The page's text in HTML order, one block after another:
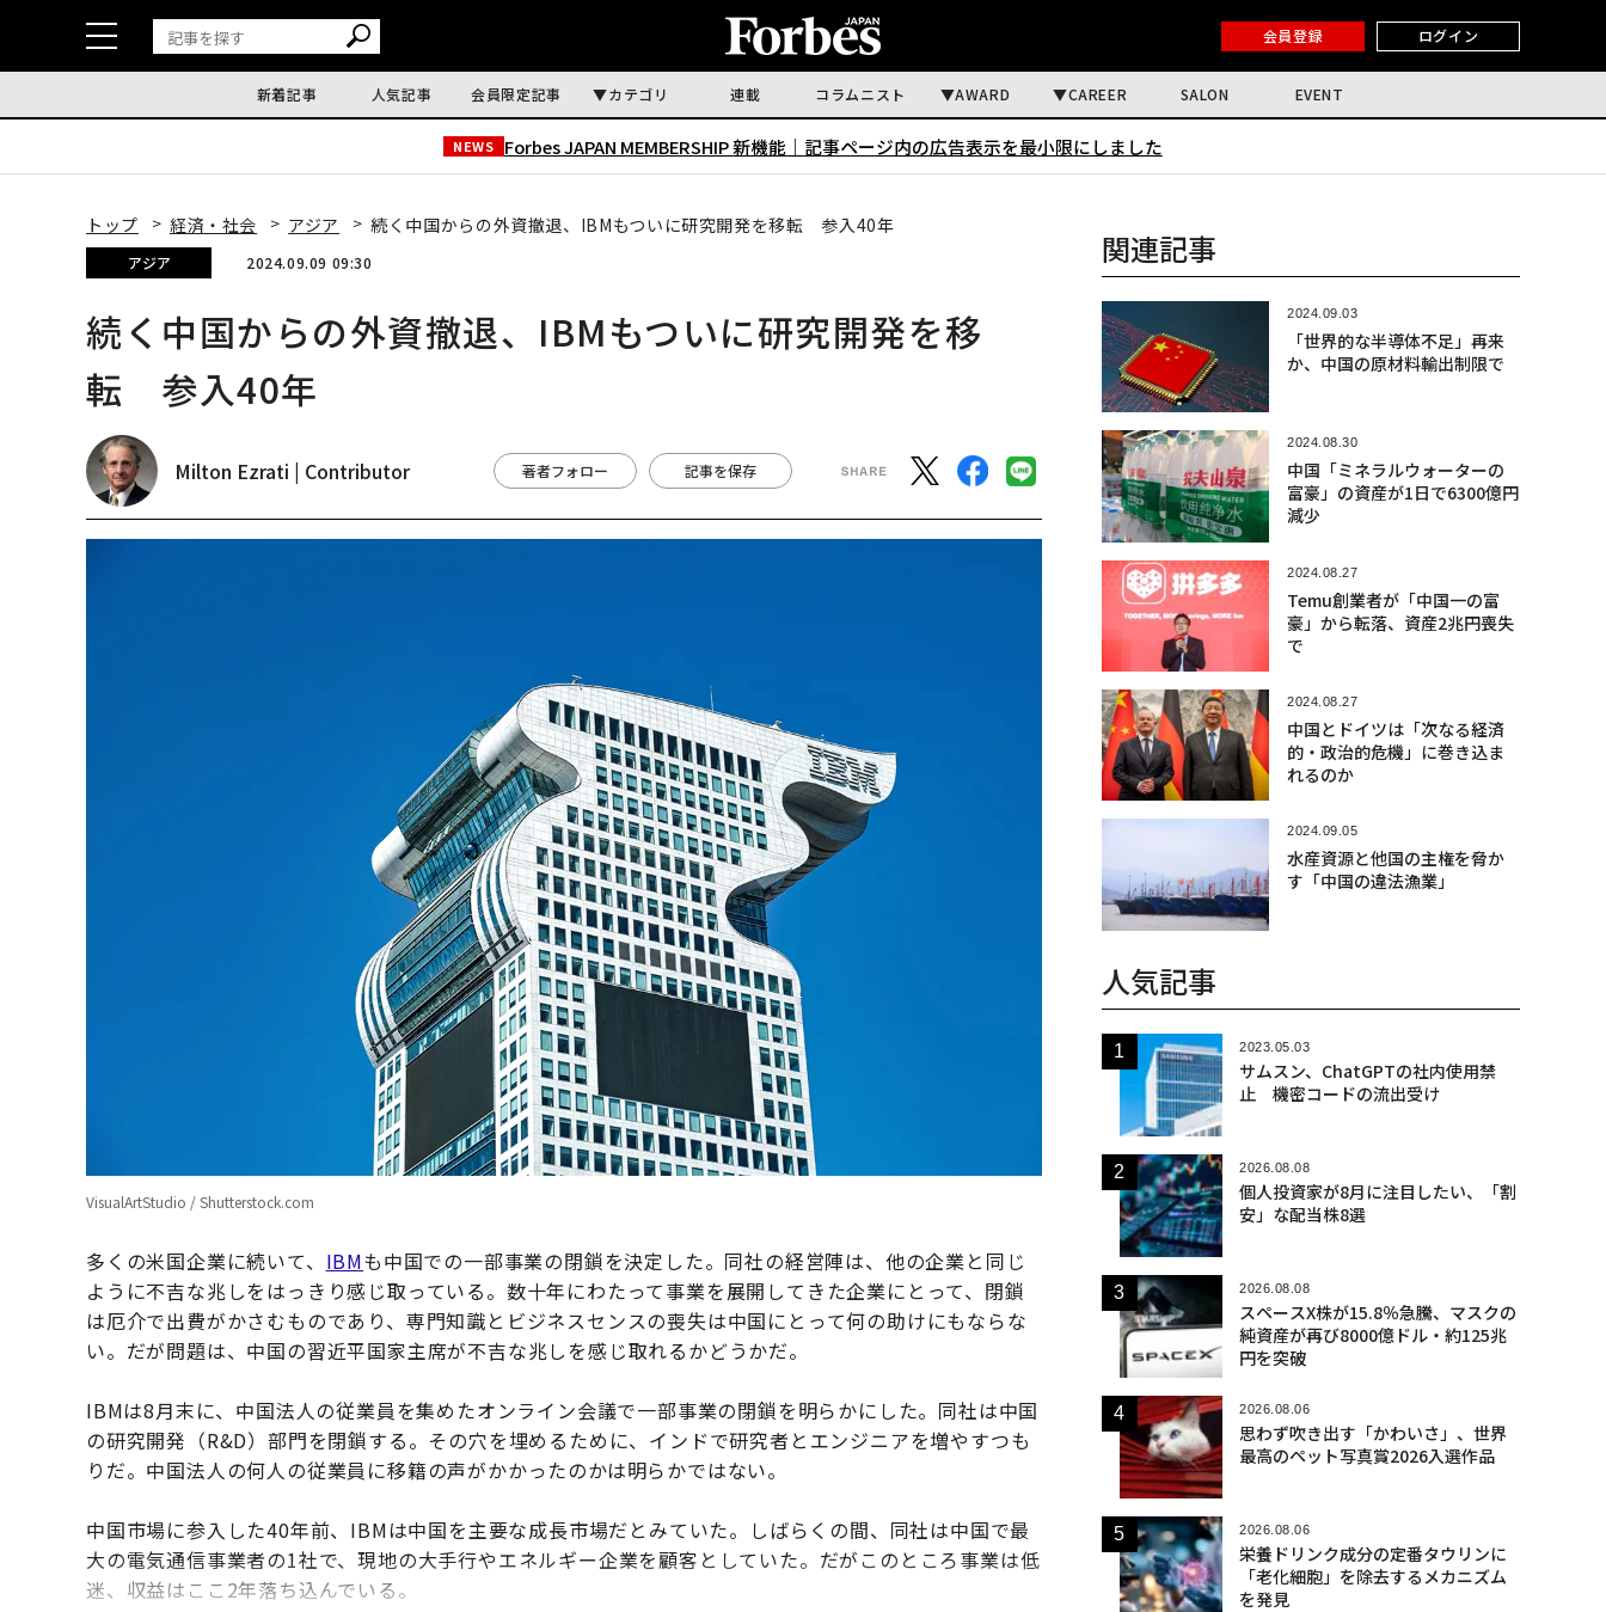
会員登録 ログイン
新着記事 人気記事 会員限定記事 カテゴリ 連載 コラムニスト AWARD CAREER SALON EVENT
NEWS Forbes JAPAN MEMBERSHIP 新機能｜ 記事ページ内の広告表示を最小限にしました
トップ 経済・社会 アジア 続く中国からの外資撤退、IBMもついに研究開発を移転 参入40年
アジア 2024.09.09 09:30
続く中国からの外資撤退、IBMもついに研究開発を移
転 参入40年
Milton Ezrati | Contributor 著者フォロー 記事を保存
VisualArtStudio / Shutterstock.com
多くの米国企業に続いて、 IBMも中国での一部事業の閉鎖を決定した。同社の経営陣は、他の企業と同じ
ように不吉な兆しをはっきり感じ取っている。数十年にわたって事業を展開してきた企業にとって、閉鎖
は厄介で出費がかさむものであり、専門知識とビジネスセンスの喪失は中国にとって何の助けにもならな
い。だが問題は、中国の習近平国家主席が不吉な兆しを感じ取れるかどうかだ。
IBMは8月末に、中国法人の従業員を集めたオンライン会議で一部事業の閉鎖を明らかにした。同社は中国
の研究開発（R&D）部門を閉鎖する。その穴を埋めるために、インドで研究者とエンジニアを増やすつも
りだ。中国法人の何人の従業員に移籍の声がかかったのかは明らかではない。
中国市場に参入した40年前、IBMは中国を主要な成長市場だとみていた。しばらくの間、同社は中国で最
大の電気通信事業者の1社で、現地の大手行やエネルギー企業を顧客としていた。だがこのところ事業は低
迷、収益はここ2年落ち込んでいる。
関連記事
2024.09.03
「世界的な半導体不足」再来
か、中国の原材料輸出制限で
2024.08.30
中国「ミネラルウォーターの
富豪」の資産が1日で6300億円
減少
2024.08.27
Temu創業者が「中国一の富
豪」から転落、資産2兆円喪失
で
2024.08.27
中国とドイツは「次なる経済
的・政治的危機」に巻き込ま
れるのか
2024.09.05
水産資源と他国の主権を脅か
す「中国の違法漁業」
人気記事
2023.05.03
サムスン、ChatGPTの社内使用禁
止 機密コードの流出受け
2026.08.08
個人投資家が8月に注目したい、「割
安」な配当株8選
2026.08.08
スペースX株が15.8％急騰、マスクの
純資産が再び8000億ドル・約125兆
円を突破
2026.08.06
思わず吹き出す「かわいさ」、世界
最高のペット写真賞2026入選作品
2026.08.06
栄養ドリンク成分の定番タウリンに
「老化細胞」を除去するメカニズム
を発見